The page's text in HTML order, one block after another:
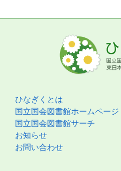
ひなぎくとは
国立国会図書館ホームページ
国立国会図書館サーチ
お知らせ
お問い合わせ